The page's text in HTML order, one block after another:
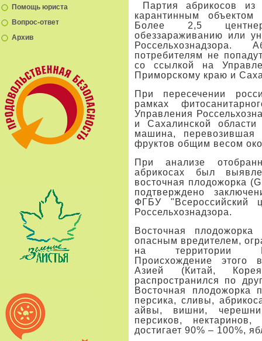
Помощь юриста
Вопрос-ответ
Архив
Партия абрикосов из
карантинным
Более 2,5
обеззараживанию или
потребителям не
со ссылкой на
Приморскому краю и
При пересечении
рамках
Управления
и Сахалинской
машина,
фруктов общим весом
При анализе
абрикосах был
восточная плодожорка
подтверждено
ФГБУ "Всероссийский
Россельхознадзора.
Восточная
опасным вредителем,
на территории
Происхождение этого
Азией (Китай,
распространился по
Восточная плодожорка
персика, сливы,
айвы, вишни,
персиков,
достигает 90% – 100%,